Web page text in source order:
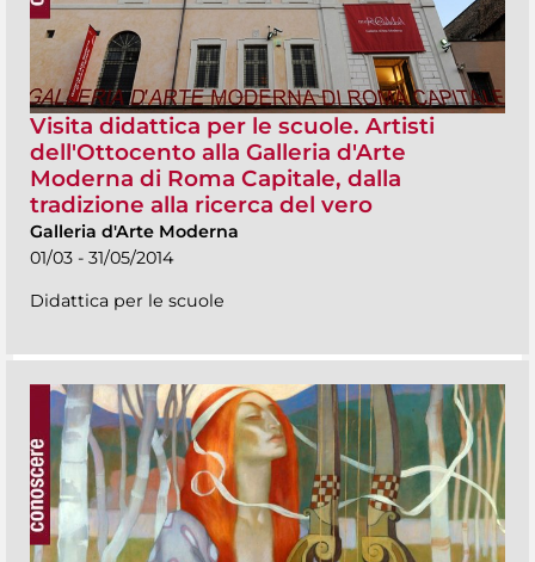
Visita didattica per le scuole. Artisti
dell'Ottocento alla Galleria d'Arte
Moderna di Roma Capitale, dalla
tradizione alla ricerca del vero
Galleria d'Arte Moderna
01/03 - 31/05/2014
Didattica per le scuole